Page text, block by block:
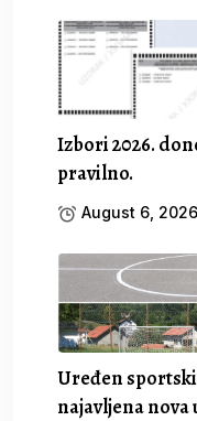
Izbori 2026.
pravilno.
August 6, 2026
Uređen
najavljena nova